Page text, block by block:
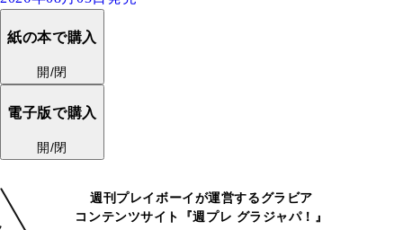
紙の本で購入
開/閉
電子版で購入
開/閉
週刊プレイボーイが運営するグラビア
コンテンツサイト『週プレ グラジャパ！』